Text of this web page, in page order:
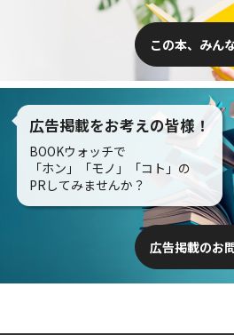
この本、みん
広告掲載をお考えの皆様！
BOOKウォッチで
「ホン」「モノ」「コト」の
PRしてみませんか？
広告掲載のお